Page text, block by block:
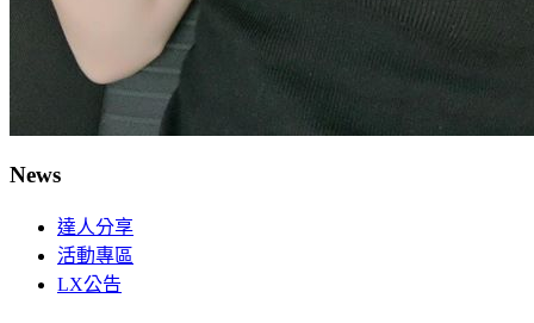
News
達人分享
活動專區
LX公告